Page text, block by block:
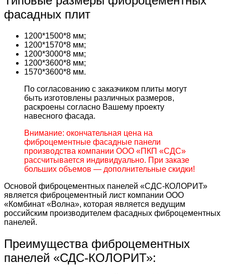
фасадных плит
1200*1500*8 мм;
1200*1570*8 мм;
1200*3000*8 мм;
1200*3600*8 мм;
1570*3600*8 мм.
По согласованию с заказчиком плиты могут
быть изготовлены различных размеров,
раскроены согласно Вашему проекту
навесного фасада.
Внимание: окончательная цена на
фиброцементные фасадные панели
производства компании ООО «ПКП «СДС»
рассчитывается индивидуально. При заказе
больших объемов — дополнительные скидки!
Основой фиброцементных панелей «СДС-КОЛОРИТ»
является фиброцементный лист компании ООО
«Комбинат «Волна», которая является ведущим
российским производителем фасадных фиброцементных
панелей.
Преимущества фиброцементных
панелей «СДС-КОЛОРИТ»: